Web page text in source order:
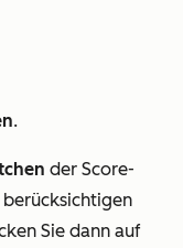
.
der Score-
berücksichtigen
Sie dann auf